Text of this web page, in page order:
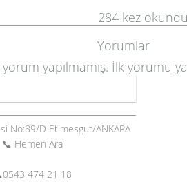
284 kez
Yorumlar
yapılmamış. İlk yorumu
No:89/D Etimesgut/ANKARA
📞 Hemen Ara
0543 474 21 18